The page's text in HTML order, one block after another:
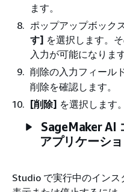
ます。
ポップアップボックス
す] を選択します。
入力が可能になります
削除の入力フィール
削除を確認します。
[削除] を選択します。
SageMaker AI
アプリケーシ
Studio で実行中のインス